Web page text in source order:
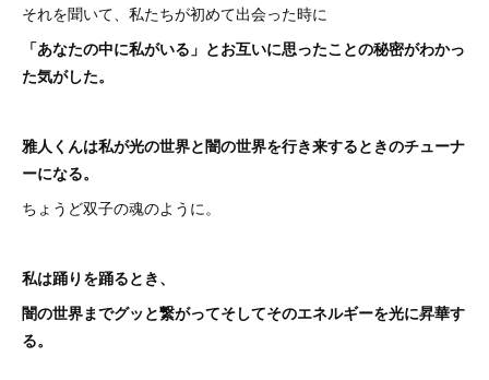
それを聞いて、私たちが初めて出会った時に
「あなたの中に私がいる」とお互いに思ったことの秘密がわかっ
た気がした。
雅人くんは私が光の世界と闇の世界を行き来するときのチューナ
ーになる。
ちょうど双子の魂のように。
私は踊りを踊るとき、
闇の世界までグッと繋がってそしてそのエネルギーを光に昇華す
る。